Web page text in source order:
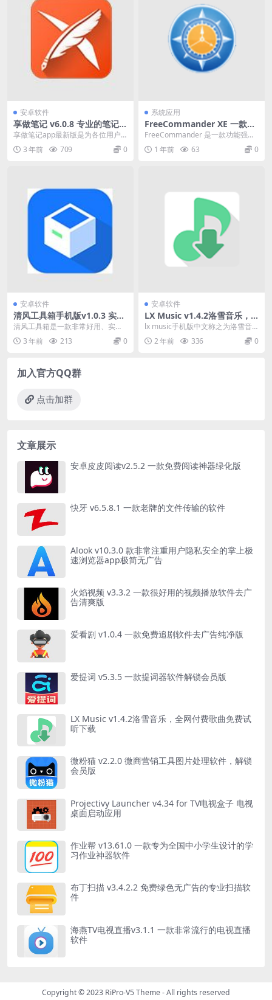
安卓软件
享做笔记 v6.0.8 专业的笔记软
件，解锁会员版
享做笔记app最新版是为各位用户
准备的专业的笔记软件，在享做笔
记各位用户可以建立...
3 年前 709 0
系统应用
FreeCommander XE 一款功
能强大且易于使用的文件管理
器多语便携版
FreeCommander 是一款功能强大
且易于使用的文件管理器，它采用
了双面板...
1 年前 63 0
安卓软件
清风工具箱手机版v1.0.3 实用
的多功能工具箱软件
清风工具箱是一款非常好用、实用
的多功能工具箱软件。 该软件界面
纯净、操作简单、功...
3 年前 213 0
安卓软件
LX Music v1.4.2洛雪音乐，
全网付费歌曲免费试听下载
lx music手机版中文称之为洛雪音
乐，是近日推出的一款手机端的音
乐下载工具，...
2 年前 336 0
加入官方QQ群
点击加群
文章展示
安卓皮皮阅读v2.5.2 一款免费阅读神器绿化版
快牙 v6.5.8.1 一款老牌的文件传输的软件
Alook v10.3.0 款非常注重用户隐私安全的掌上极
速浏览器app极简无广告
火焰视频 v3.3.2 一款很好用的视频播放软件去广
告清爽版
爱看剧 v1.0.4 一款免费追剧软件去广告纯净版
爱提词 v5.3.5 一款提词器软件解锁会员版
LX Music v1.4.2洛雪音乐，全网付费歌曲免费试
听下载
微粉猫 v2.2.0 微商营销工具图片处理软件，解锁
会员版
Projectivy Launcher v4.34 for TV电视盒子 电视
桌面启动应用
作业帮 v13.61.0 一款专为全国中小学生设计的学
习作业神器软件
布丁扫描 v3.4.2.2 免费绿色无广告的专业扫描软
件
海燕TV电视直播v3.1.1 一款非常流行的电视直播
软件
Copyright © 2023 RiPro-V5 Theme- All rights reserved